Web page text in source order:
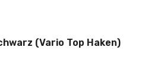
(Vario Top Haken)